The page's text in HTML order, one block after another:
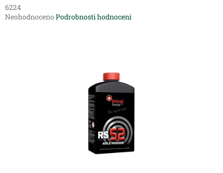
6224
Průměrné
Neohodnoceno Podrobnosti hodnocení